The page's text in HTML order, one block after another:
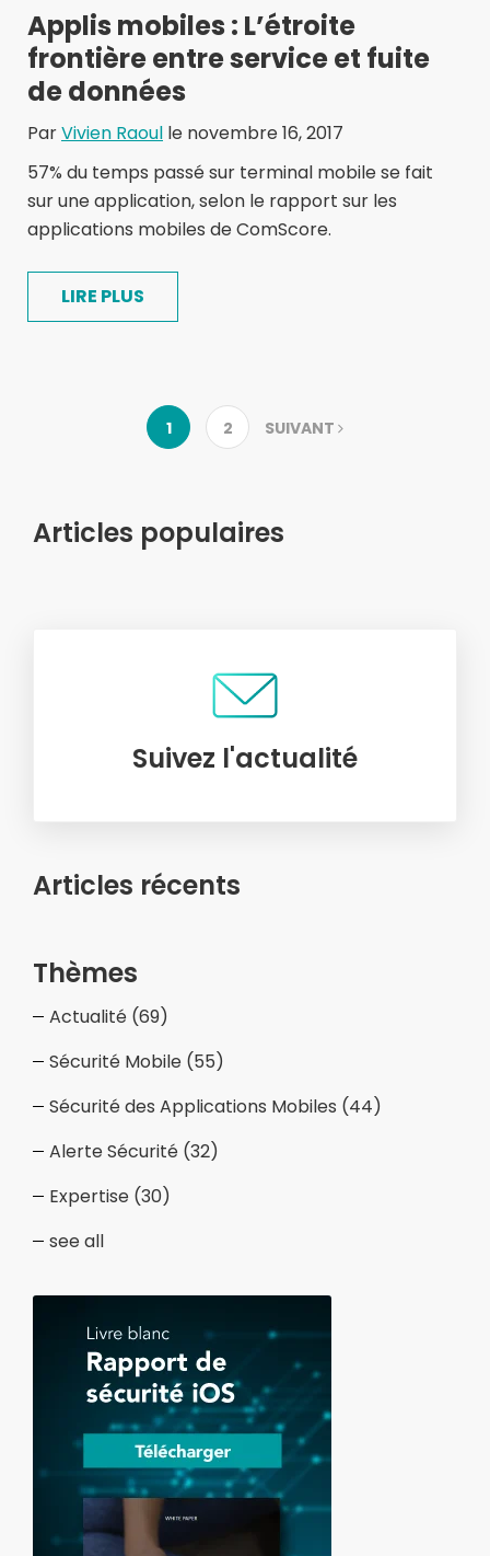
Applis mobiles : L’étroite
frontière entre service et fuite
de données
ParVivien Raoul le novembre 16, 2017
57% du temps passé sur terminal mobile se fait
sur une application, selon le rapport sur les
applications mobiles de ComScore.
LIRE PLUS
1 2 SUIVANT
Articles populaires
Suivez l'actualité
Articles récents
Thèmes
Actualité (69)
Sécurité Mobile (55)
Sécurité des Applications Mobiles (44)
Alerte Sécurité (32)
Expertise (30)
see all